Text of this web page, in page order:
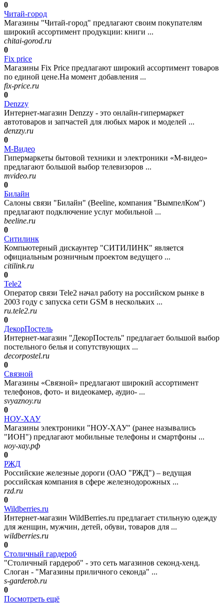
0
Читай-город
Магазины "Читай-город" предлагают своим покупателям
широкий ассортимент продукции: книги ...
chitai-gorod.ru
0
Fix price
Магазины Fix Price предлагают широкий ассортимент товаров
по единой цене.На момент добавления ...
fix-price.ru
0
Denzzy
Интернет-магазин Denzzy - это онлайн-гипермаркет
автотоваров и запчастей для любых марок и моделей ...
denzzy.ru
0
М-Видео
Гипермаркеты бытовой техники и электроники «М-видео»
предлагают большой выбор телевизоров ...
mvideo.ru
0
Билайн
Салоны связи "Билайн" (Beeline, компания "ВымпелКом")
предлагают подключение услуг мобильной ...
beeline.ru
0
Ситилинк
Компьютерный дискаунтер "СИТИЛИНК" является
официальным розничным проектом ведущего ...
citilink.ru
0
Tele2
Оператор связи Tele2 начал работу на российском рынке в
2003 году с запуска сети GSM в нескольких ...
ru.tele2.ru
0
ДекорПостель
Интернет-магазин "ДекорПостель" предлагает большой выбор
постельного белья и сопутствующих ...
decorpostel.ru
0
Связной
Магазины «Связной» предлагают широкий ассортимент
телефонов, фото- и видеокамер, аудио- ...
svyaznoy.ru
0
НОУ-ХАУ
Магазины электроники "НОУ-ХАУ" (ранее назывались
"ИОН") предлагают мобильные телефоны и смартфоны ...
ноу-хау.рф
0
РЖД
Российские железные дороги (ОАО "РЖД") – ведущая
российская компания в сфере железнодорожных ...
rzd.ru
0
Wildberries.ru
Интернет-магазин WildBerries.ru предлагает стильную одежду
для женщин, мужчин, детей, обуви, товаров для ...
wildberries.ru
0
Столичный гардероб
"Столичный гардероб" - это сеть магазинов секонд-хенд.
Слоган - "Магазины приличного секонда" ...
s-garderob.ru
0
Посмотреть ещё